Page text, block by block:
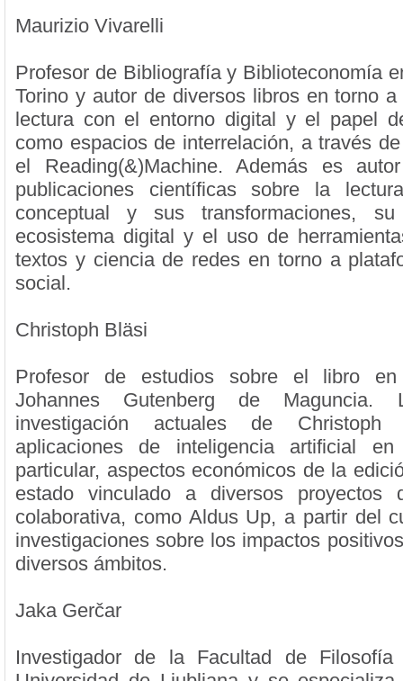
Maurizio Vivarelli
Profesor de Bibliografía y Biblioteconomía
Torino y autor de diversos libros en torno
lectura con el entorno digital y el papel
como espacios de interrelación, a través
el Reading(&)Machine. Además es
publicaciones científicas sobre la
conceptual y sus transformaciones,
ecosistema digital y el uso de
textos y ciencia de redes en torno a
social.
Christoph Bläsi
Profesor de estudios sobre el libro en
Johannes Gutenberg de
investigación actuales de Christoph
aplicaciones de inteligencia artificial
particular, aspectos económicos de la
estado vinculado a diversos proyectos
colaborativa, como Aldus Up, a partir del
investigaciones sobre los impactos
diversos ámbitos.
Jaka Gerčar
Investigador de la Facultad de